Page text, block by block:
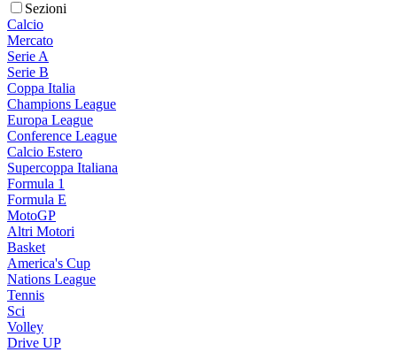
Sezioni
Calcio
Mercato
Serie A
Serie B
Coppa Italia
Champions League
Europa League
Conference League
Calcio Estero
Supercoppa Italiana
Formula 1
Formula E
MotoGP
Altri Motori
Basket
America's Cup
Nations League
Tennis
Sci
Volley
Drive UP